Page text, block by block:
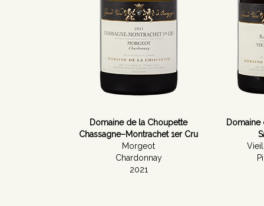
Domaine de la Choupette
Chassagne–Montrachet 1er Cru
Morgeot
Chardonnay
2021
Domaine